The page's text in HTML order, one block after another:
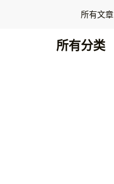
所有文章
所有分类